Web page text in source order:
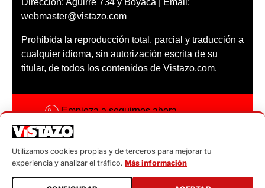
Dirección: Aguirre 734 y Boyacá | Email:
webmaster@vistazo.com
Prohibida la reproducción total, parcial y traducción a
cualquier idioma, sin autorización escrita de su
titular, de todos los contenidos de Vistazo.com.
Empieza a seguirnos ahora
Código ética
Sugerencias a:
Utilizamos cookies propias y de terceros para mejorar tu
experiencia y analizar el tráfico. Más información